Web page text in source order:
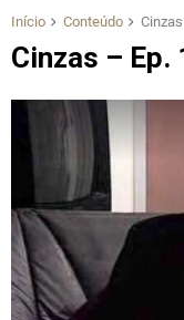
Início Conteúdo
Cinzas – Ep.